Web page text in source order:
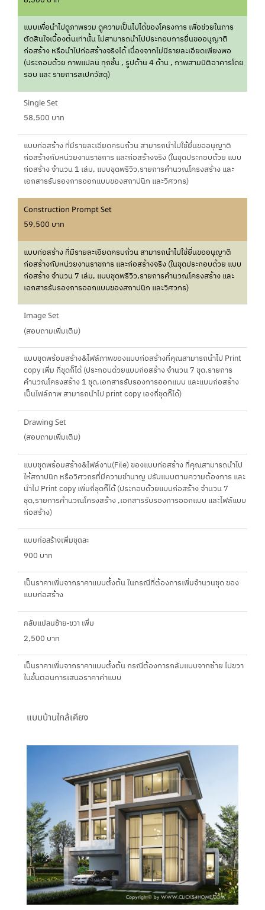
แบบเพื่อนำไปดูภาพรวม ดูความเป็นไปได้ของโครงการ เพื่อช่วยในการ
ตัดสินใจเบื้องต้นเท่านั้น ไม่สามารถนำไปประกอบการยื่นขออนุญาติ
ก่อสร้าง หรือนำไปก่อสร้างจริงได้ เนื่องจากไม่มีรายละเอียดเพียงพอ
(ประกอบด้วย ภาพแปลน ทุกชั้น , รูปด้าน 4 ด้าน , ภาพสามมิติอาคารโดย
รอบ และ รายการสเปควัสดุ)
Single Set
58,500 บาท
แบบก่อสร้าง ที่มีรายละเอียดครบถ้วน สามารถนำไปใช้ยื่นขออนุญาติ
ก่อสร้างกับหน่วยงานราชการ และก่อสร้างจริง (ในชุดประกอบด้วย แบบ
ก่อสร้าง จำนวน 1 เล่ม, แบบชุดพรีวิว,รายการคำนวณโครงสร้าง และ
เอกสารรับรองการออกแบบของสถาปนิก และวิศวกร)
Construction Prompt Set
59,500 บาท
แบบก่อสร้าง ที่มีรายละเอียดครบถ้วน สามารถนำไปใช้ยื่นขออนุญาติ
ก่อสร้างกับหน่วยงานราชการ และก่อสร้างจริง (ในชุดประกอบด้วย แบบ
ก่อสร้าง จำนวน 7 เล่ม, แบบชุดพรีวิว,รายการคำนวณโครงสร้าง และ
เอกสารรับรองการออกแบบของสถาปนิก และวิศวกร)
Image Set
(สอบถามเพิ่มเติม)
แบบชุดพร้อมสร้าง&ไฟล์ภาพของแบบก่อสร้างที่คุณสามารถนำไป Print
copy เพิ่ม กี่ชุดก็ได้ (ประกอบด้วยแบบก่อสร้าง จำนวน 7 ชุด,รายการ
คำนวณโครงสร้าง 1 ชุด,เอกสารรับรองการออกแบบ และแบบก่อสร้าง
เป็นไฟล์ภาพ สามารถนำไป print copy เองกี่ชุดก็ได้)
Drawing Set
(สอบถามเพิ่มเติม)
แบบชุดพร้อมสร้าง&ไฟล์งาน(File) ของแบบก่อสร้าง ที่คุณสามารถนำไป
ให้สถาปนิก หรือวิศวกรที่มีความชำนาญ ปรับแบบตามความต้องการ และ
นำไป Print copy เพิ่มกี่ชุดก็ได้ (ประกอบด้วยแบบก่อสร้าง จำนวน 7
ชุด,รายการคำนวณโครงสร้าง ,เอกสารรับรองการออกแบบ และไฟล์แบบ
ก่อสร้าง)
แบบก่อสร้างเพิ่มชุดละ
900 บาท
เป็นราคาเพิ่มจากราคาแบบตั้งต้น ในกรณีที่ต้องการเพิ่มจำนวนชุด ของ
แบบก่อสร้าง
กลับแปลนซ้าย-ขวา เพิ่ม
2,500 บาท
เป็นราคาเพิ่มจากราคาแบบตั้งต้น กรณีต้องการกลับแบบจากซ้าย ไปขวา
ในขั้นตอนการเสนอราคาค่าแบบ
แบบบ้านใกล้เคียง